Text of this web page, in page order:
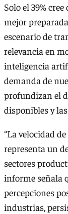
Solo el 39%
mejor
escenario de
relevancia en
inteligencia
demanda de
profundizan el
disponibles y
“La velocidad
representa un
sectores
informe señala
percepciones
industrias,